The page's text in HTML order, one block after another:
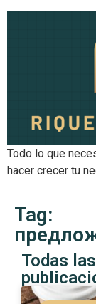
Todo lo que
hacer crecer tu
Tag:
Todas las